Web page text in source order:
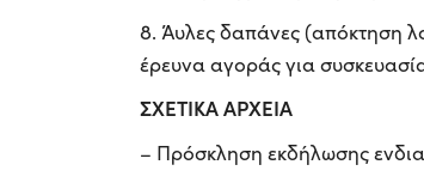
8. Άυλες δαπάνες (απόκτηση
έρευνα αγοράς για
ΣΧΕΤΙΚΑ ΑΡΧΕΙΑ
– Πρόσκληση εκδήλωσης